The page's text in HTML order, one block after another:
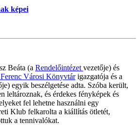
képei
Beáta (a Rendelőintézet vezetője) és
Városi Könyvtárigazgatója és a
egyik beszélgetése adta. Szóba került,
leltároznak, és érdekes fényképek és
fel lehetne használni egy
Klub felkarolta a kiállítás ötletét,
a tennivalókat.